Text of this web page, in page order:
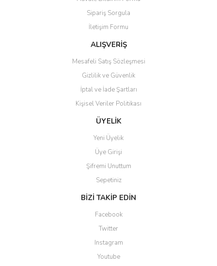
Ürün bilgilerinde hatalar bulunuyor.
Ürün fiyatı diğer sitelerden daha pahalı.
Bu ürüne benzer farklı alternatifler olmalı.
Gönder
Sipariş Sorgula
İletişim Formu
ALIŞVERİŞ
Mesafeli Satış Sözleşmesi
Gizlilik ve Güvenlik
İptal ve İade Şartları
Kişisel Veriler Politikası
ÜYELİK
Yeni Üyelik
Üye Girişi
Şifremi Unuttum
Sepetiniz
BİZİ TAKİP EDİN
Facebook
Twitter
Instagram
Youtube